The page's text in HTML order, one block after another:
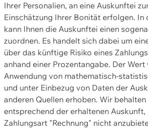
Ihrer Personalien, an eine Auskunftei
Einschätzung Ihrer Bonität erfolgen. In
kann Ihnen die Auskunftei einen
zuordnen. Es handelt sich dabei um
über das künftige Risiko eines
anhand einer Prozentangabe. Der
Anwendung von mathematisch-
und unter Einbezug von Daten der
anderen Quellen erhoben. Wir behalten
entsprechend der erhaltenen Auskunft,
Zahlungsart "Rechnung" nicht